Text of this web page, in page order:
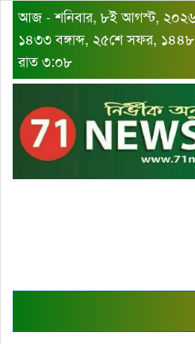
আজ - শনিবার, ৮ই আগস্ট, ২০২৬
১৪৩৩ বঙ্গাব্দ, ২৫শে সফর, ১৪৪৮
রাত ৩:০৮